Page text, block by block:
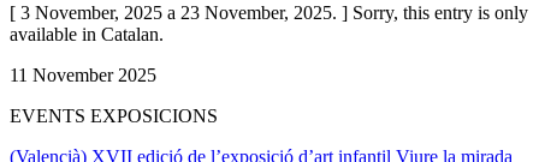
[ 3 November, 2025 a 23 November, 2025. ] Sorry, this entry is only
available in Catalan.
11 November 2025
EVENTS EXPOSICIONS
(Valencià) XVII edició de l’exposició d’art infantil Viure la mirada